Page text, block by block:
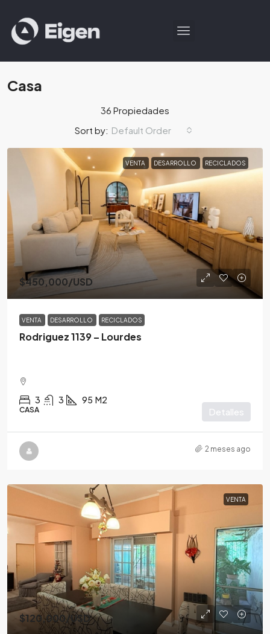
Casa
36 Propiedades
Sort by: Default Order
VENTA DESARROLLO RECICLADOS
$450,000/USD
VENTA DESARROLLO RECICLADOS
Rodriguez 1139 – Lourdes
3 3 95 M2
CASA Detalles
2 meses ago
VENTA
$120,000/USD